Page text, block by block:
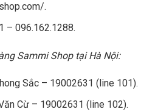
.
– 096.162.1288.
Sammi Shop tại Hà Nội:
Sắc – 19002631 (line 101).
Cừ – 19002631 (line 102).